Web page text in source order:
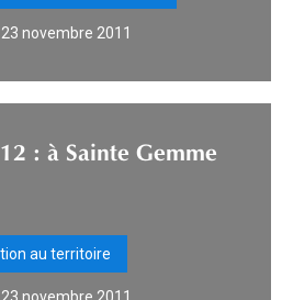
novembre 2011
: à Sainte Gemme
au territoire